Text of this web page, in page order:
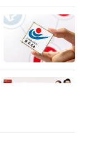
转好，二次
比2022年要
源于二育的推
不是很高，
“但投机二
猪价向上，